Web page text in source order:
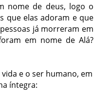
nome de deus, logo o
que elas adoram e que
já morreram em
em nome de Alá?
e o ser humano, em
íntegra: